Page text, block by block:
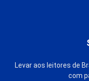
Levar aos leitores de
com